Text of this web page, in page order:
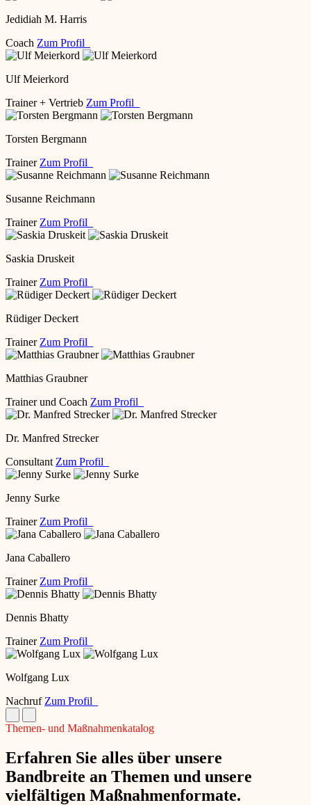
Jedidiah M. Harris
Coach Zum Profil
Ulf Meierkord
Trainer + Vertrieb Zum Profil
Torsten Bergmann
Trainer Zum Profil
Susanne Reichmann
Trainer Zum Profil
Saskia Druskeit
Trainer Zum Profil
Rüdiger Deckert
Trainer Zum Profil
Matthias Graubner
Trainer und Coach Zum Profil
Dr. Manfred Strecker
Consultant Zum Profil
Jenny Surke
Trainer Zum Profil
Jana Caballero
Trainer Zum Profil
Dennis Bhatty
Trainer Zum Profil
Wolfgang Lux
Nachruf Zum Profil
Themen- und Maßnahmenkatalog
Erfahren Sie alles über unsere
Bandbreite an Themen und unsere
vielfältigen Maßnahmenformate.